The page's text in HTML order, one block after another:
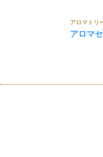
アロマトリ
アロマ